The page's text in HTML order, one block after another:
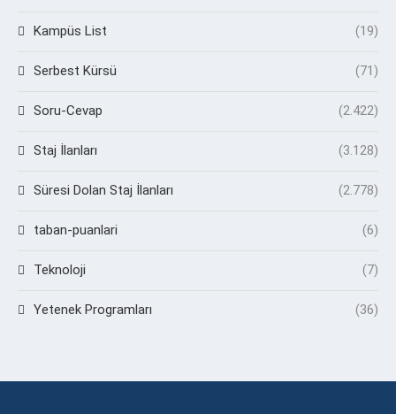
Kampüs List (19)
Serbest Kürsü (71)
Soru-Cevap (2.422)
Staj İlanları (3.128)
Süresi Dolan Staj İlanları (2.778)
taban-puanlari (6)
Teknoloji (7)
Yetenek Programları (36)